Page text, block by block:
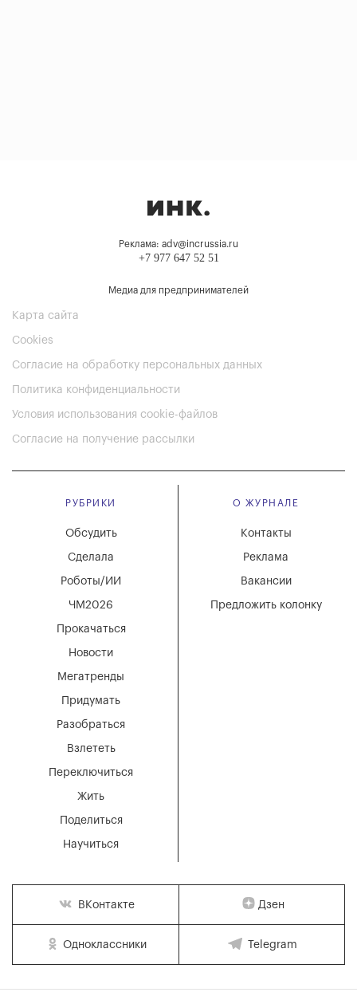
Реклама: adv@incrussia.ru
+7 977 647 52 51
Медиа для предпринимателей
Карта сайта
Cookies
Согласие на обработку персональных данных
Политика конфиденциальности
Условия использования cookie-файлов
Согласие на получение рассылки
РУБРИКИ
Мегатренды
Придумать
Разобраться
Взлететь
Новости
Переключиться
Жить
Поделиться
Научиться
Обсудить
Сделала
Роботы/ИИ
ЧМ2026
Прокачаться
О ЖУРНАЛЕ
Вакансии
Реклама
Контакты
Предложить колонку
ВКонтакте Дзен
Одноклассники Telegram